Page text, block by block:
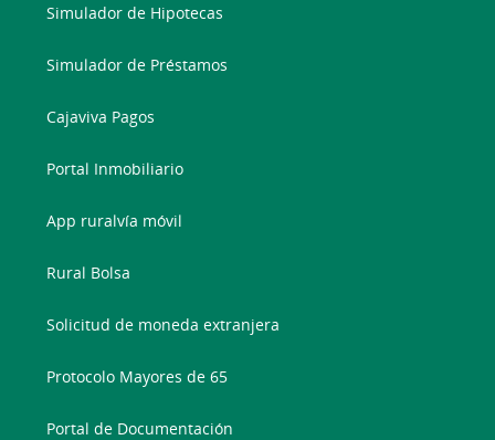
Simulador de Hipotecas
Simulador de Préstamos
Cajaviva Pagos
Portal Inmobiliario
App ruralvía móvil
Rural Bolsa
Solicitud de moneda extranjera
Protocolo Mayores de 65
Portal de Documentación